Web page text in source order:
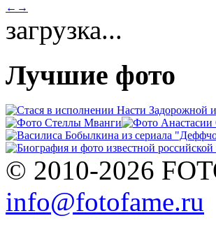
← →
загрузка...
Лучшие фото
© 2010-2026
info@fotofame.ru